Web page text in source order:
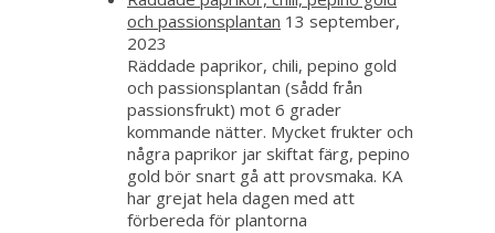
och passionsplantan 13 september,
2023
Räddade paprikor, chili, pepino gold
och passionsplantan (sådd från
passionsfrukt) mot 6 grader
kommande nätter. Mycket frukter och
några paprikor jar skiftat färg, pepino
gold bör snart gå att provsmaka. KA
har grejat hela dagen med att
förbereda för plantorna